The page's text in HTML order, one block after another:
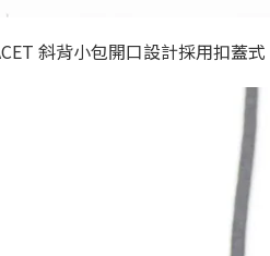
斜背小包開口設計採用扣蓋